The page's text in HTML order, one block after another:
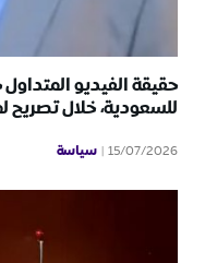
حقيقة الفيديو
للسعودية، خلال
15/07/2026 سياسة